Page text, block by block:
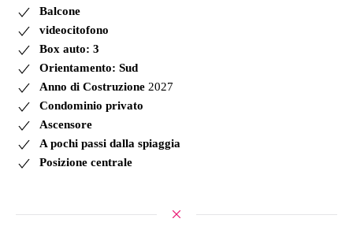
Balcone
videocitofono
Box auto: 3
Orientamento: Sud
Anno di Costruzione 2027
Condominio privato
Ascensore
A pochi passi dalla spiaggia
Posizione centrale